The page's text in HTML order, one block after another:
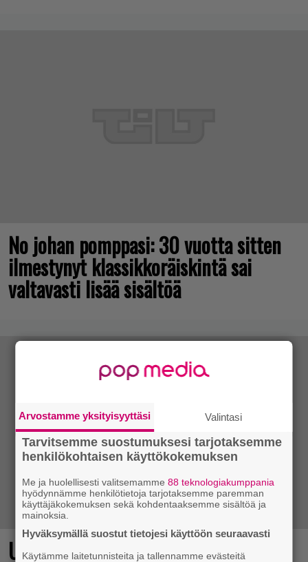
No johan pomppasi: 30 vuotta sitten
ilmestynyt klassikkoräiskintä sai
valtavasti lisää sisältöä
Ubisoftin hittipeli saapui Steamiin
Arvostamme yksityisyyttäsi Valintasi
Tarvitsemme suostumuksesi tarjotaksemme
henkilökohtaisen käyttökokemuksen
Me ja huolellisesti valitsemamme88 teknologiakumppania
hyödynnämme henkilötietoja tarjotaksemme paremman
käyttäjäkokemuksen sekä kohdentaaksemme sisältöä ja
mainoksia.
Hyväksymällä suostut tietojesi käyttöön seuraavasti
Käytämme laitetunnisteita ja tallennamme evästeitä